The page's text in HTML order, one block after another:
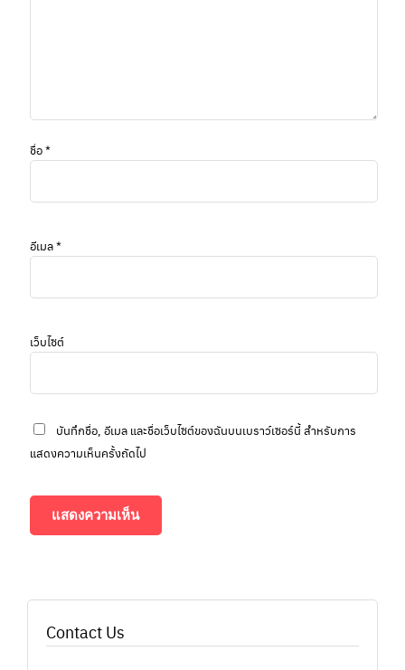
ชื่อ*
อีเมล*
เว็บไซต์
บันทึกชื่อ, อีเมล และชื่อเว็บไซต์ของฉันบนเบราว์เซอร์นี้ สำหรับการ
แสดงความเห็นครั้งถัดไป
Contact Us